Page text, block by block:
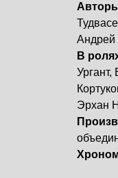
Андрей
В
Эрхан